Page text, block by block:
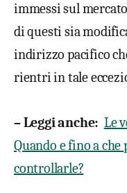
immessi sul
di questi sia
indirizzo pacifico
rientri in tale
– Leggi anche: Le
Quando e fino a
controllarle?